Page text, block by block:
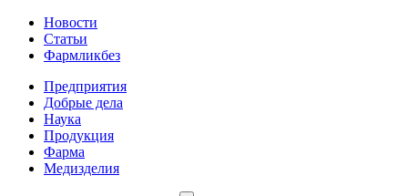
Новости
Статьи
Фармликбез
Предприятия
Добрые дела
Наука
Продукция
Фарма
Медизделия